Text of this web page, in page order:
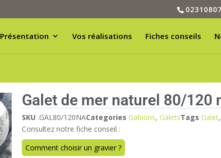
Présentation Vos réalisations Fiches conseils
Galet de mer naturel 80/120
SKU .GAL80/120NACategories Gabions, GaletsTags Galet,
Consultez notre fiche conseil :
Comment choisir un gravier ?